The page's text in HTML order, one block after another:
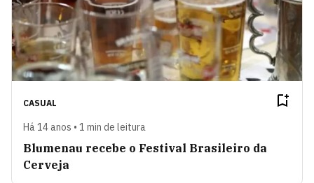
CASUAL
Há 14 anos • 1 min de leitura
Blumenau recebe o Festival Brasileiro da
Cerveja